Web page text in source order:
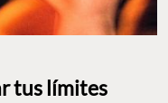
tus límites